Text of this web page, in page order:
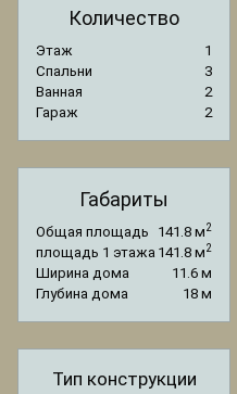
Количество
Этаж
1
Спальни
3
Ванная
2
Гараж
2
Габариты
Общая площадь 141.8 м2
площадь 1 этажа 141.8 м2
Ширина дома
11.6 м
Глубина дома
18 м
Тип конструкции